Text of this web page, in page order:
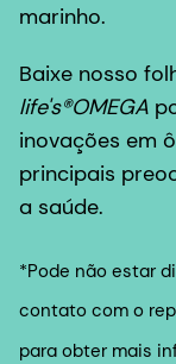
marinho.
Baixe nosso
life's®OMEGA
inovações em
principais
a saúde.
*Pode não estar
contato com o
para obter mais